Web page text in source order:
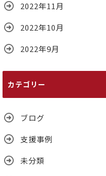
2022年11月
2022年10月
2022年9月
カテゴリー
ブログ
支援事例
未分類